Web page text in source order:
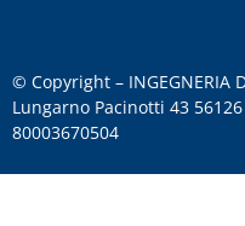
© Copyright – INGEGNERIA
Lungarno Pacinotti 43
80003670504